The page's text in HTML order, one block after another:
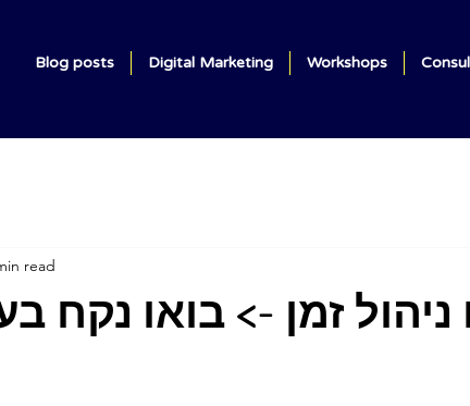
Blog posts Digital Marketing Workshops
זמן -> בואו נקח
read